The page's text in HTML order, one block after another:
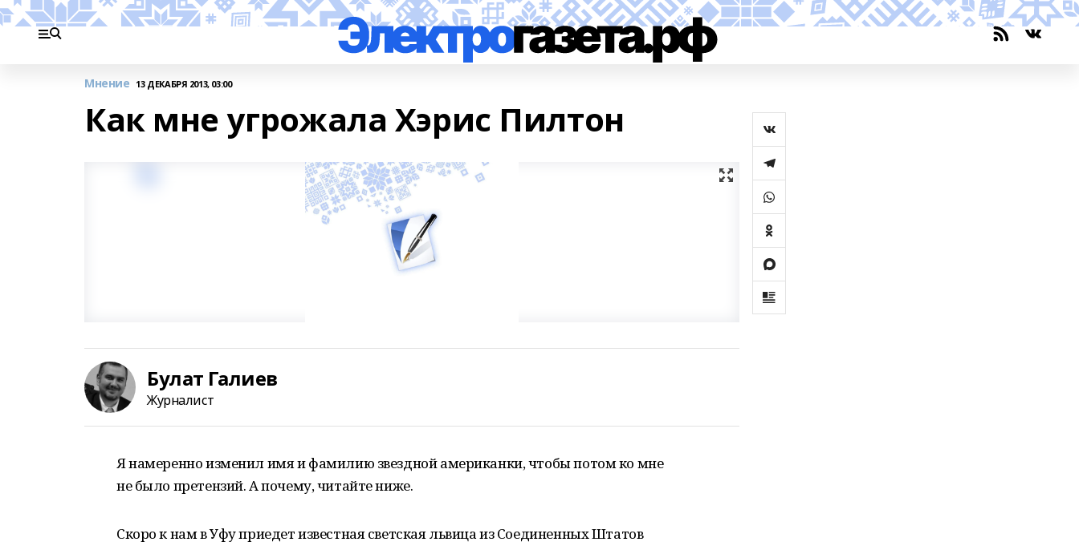
Мнение 13 ДЕКАБРЯ 2013, 03:00
Как мне угрожала Хэрис Пилтон
Булат Галиев
Журналист
Я намеренно изменил имя и фамилию звездной американки, чтобы потом ко мне
не было претензий. А почему, читайте ниже.
Скоро к нам в Уфу приедет известная светская львица из Соединенных Штатов